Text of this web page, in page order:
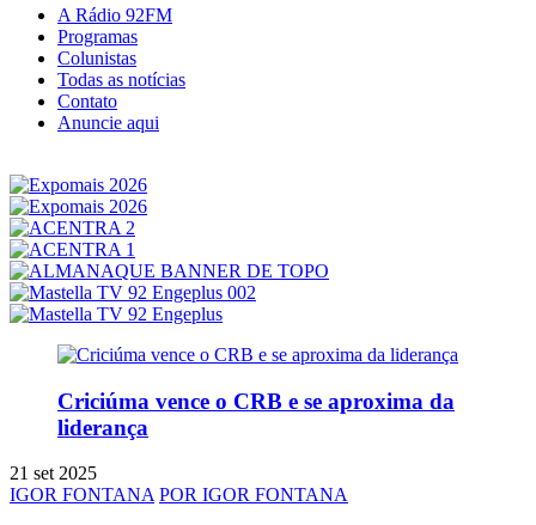
A Rádio 92FM
Programas
Colunistas
Todas as notícias
Contato
Anuncie aqui
Criciúma vence o CRB e se aproxima da
liderança
21 set 2025
IGOR FONTANA POR IGOR FONTANA